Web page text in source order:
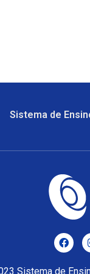
Sistema de
Sistema de